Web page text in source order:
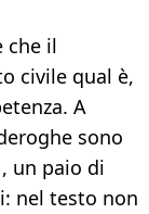
che il
civile qual è,
A
sono
un paio di
nel testo non